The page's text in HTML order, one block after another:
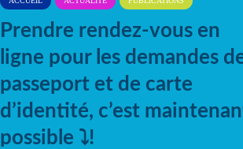
Prendre rendez-vous en
ligne pour les demandes
passeport et de carte
d’identité, c’est
possible ⤵️!